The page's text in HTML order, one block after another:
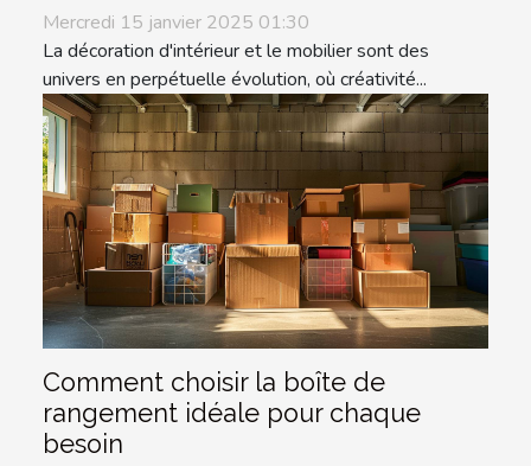
Mercredi 15 janvier 2025 01:30
La décoration d'intérieur et le mobilier sont des
univers en perpétuelle évolution, où créativité...
Comment choisir la boîte de
rangement idéale pour chaque
besoin